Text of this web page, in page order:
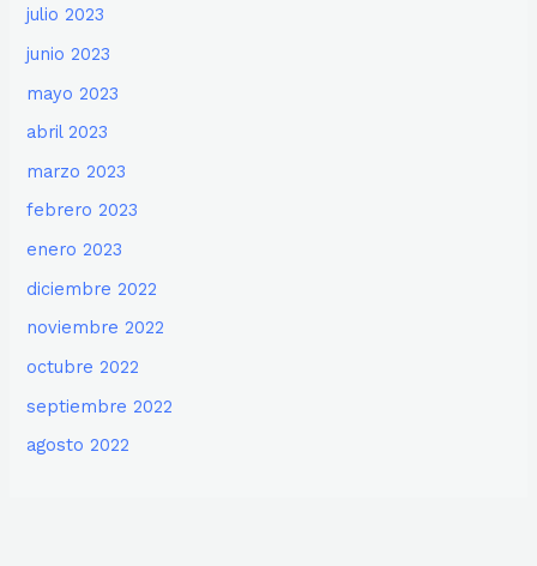
julio 2023
junio 2023
mayo 2023
abril 2023
marzo 2023
febrero 2023
enero 2023
diciembre 2022
noviembre 2022
octubre 2022
septiembre 2022
agosto 2022